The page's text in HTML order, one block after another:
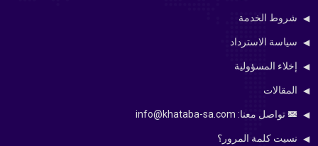
شروط الخدمة
سياسة الاسترداد
إخلاء المسؤولية
المقالات
تواصل معنا: info@khataba-sa.com
نسيت كلمة المرور؟